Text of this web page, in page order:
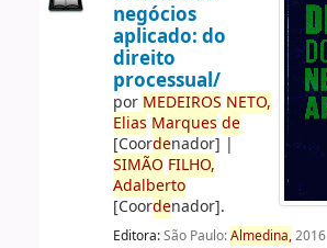
negócios
aplicado: do
direito
processual/
por MEDEIROS NETO,
Elias Marques de
[Coordenador] |
SIMÃO FILHO,
Adalberto
[Coordenador].
Editora:São Paulo:Almedina,2016